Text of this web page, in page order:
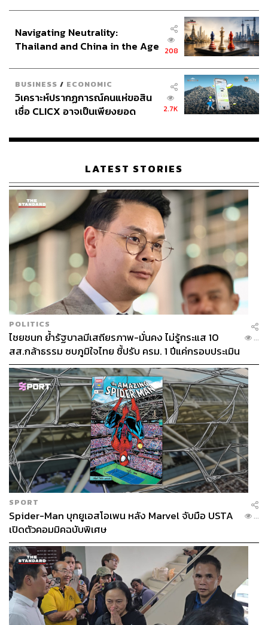
Navigating Neutrality:
Thailand and China in the Age
208
BUSINESS / ECONOMIC
วิเคราะห์ปรากฏการณ์คนแห่ขอสิน
เชื่อ CLICX อาจเป็นเพียงยอด
เรือนไทยที่ถูกซุกไว้
2.7K
LATEST STORIES
POLITICS
ไชยชนก ย้ำรัฐบาลมีเสถียรภาพ-มั่นคง ไม่รู้กระแส 10
สส.กล้าธรรม ซบภูมิใจไทย ชี้ปรับ ครม. 1 ปีแค่กรอบประเมิน
โยนนายกฯ ตัดสินใจ
...
SPORT
Spider-Man บุกยูเอสโอเพน หลัง Marvel จับมือ USTA
เปิดตัวคอมมิคฉบับพิเศษ
...